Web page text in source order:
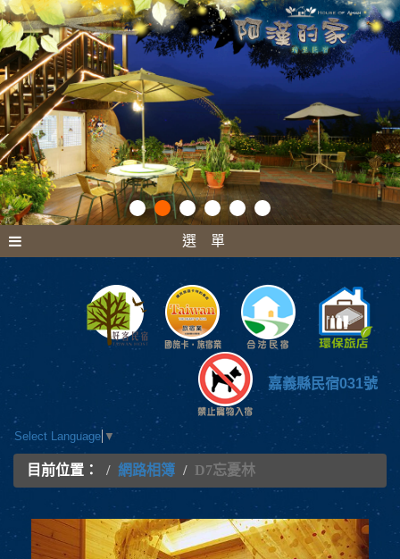
選 單
嘉義縣民宿031號
Select Language ▼
目前位置： 網路相簿 D7忘憂林